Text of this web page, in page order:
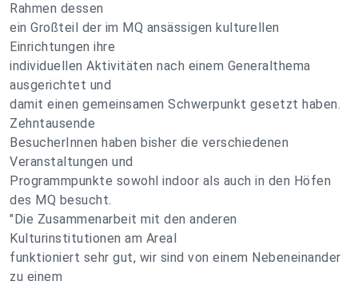
Rahmen dessen
ein Großteil der im MQ ansässigen kulturellen
Einrichtungen ihre
individuellen Aktivitäten nach einem Generalthema
ausgerichtet und
damit einen gemeinsamen Schwerpunkt gesetzt haben.
Zehntausende
BesucherInnen haben bisher die verschiedenen
Veranstaltungen und
Programmpunkte sowohl indoor als auch in den Höfen
des MQ besucht.
"Die Zusammenarbeit mit den anderen
Kulturinstitutionen am Areal
funktioniert sehr gut, wir sind von einem Nebeneinander
zu einem